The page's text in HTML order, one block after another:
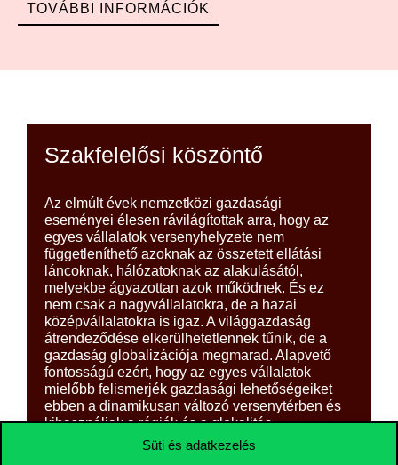
Süti és adatkezelés
TOVÁBBI INFORMÁCIÓK
Szakfelelősi köszöntő
Az elmúlt évek nemzetközi gazdasági
eseményei élesen rávilágítottak arra, hogy az
egyes vállalatok versenyhelyzete nem
függetleníthető azoknak az összetett ellátási
láncoknak, hálózatoknak az alakulásától,
melyekbe ágyazottan azok működnek. És ez
nem csak a nagyvállalatokra, de a hazai
középvállalatokra is igaz. A világgazdaság
átrendeződése elkerülhetetlennek tűnik, de a
gazdaság globalizációja megmarad. Alapvető
fontosságú ezért, hogy az egyes vállalatok
mielőbb felismerjék gazdasági lehetőségeiket
ebben a dinamikusan változó versenytérben és
kihasználjak a régiók és a glokalitás
felértékelődéséből adódó lehetőségeket. Ehhez